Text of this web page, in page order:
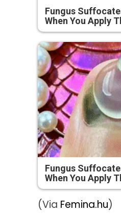
Fungus
When You Apply
Fungus
When You Apply
(Via Femina.hu)